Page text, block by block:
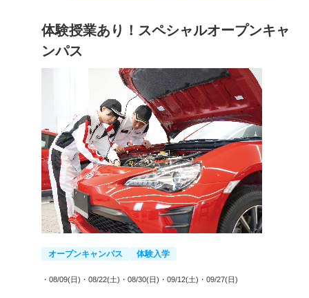
体験授業あり！スペシャルオープンキャ
ンパス
オープンキャンパス 体験入学
・08/09(日) ・08/22(土) ・08/30(日) ・09/12(土) ・09/27(日)